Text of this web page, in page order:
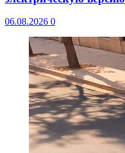
06.08.2026 0